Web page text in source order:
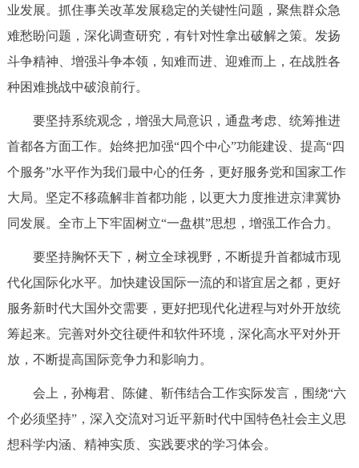
业发展。抓住事关改革发展稳定的关键性问题，聚焦群众急
难愁盼问题，深化调查研究，有针对性拿出破解之策。发扬
斗争精神、增强斗争本领，知难而进、迎难而上，在战胜各
种困难挑战中破浪前行。
要坚持系统观念，增强大局意识，通盘考虑、统筹推进
首都各方面工作。始终把加强“四个中心”功能建设、提高“四
个服务”水平作为我们最中心的任务，更好服务党和国家工作
大局。坚定不移疏解非首都功能，以更大力度推进京津冀协
同发展。全市上下牢固树立“一盘棋”思想，增强工作合力。
要坚持胸怀天下，树立全球视野，不断提升首都城市现
代化国际化水平。加快建设国际一流的和谐宜居之都，更好
服务新时代大国外交需要，更好把现代化进程与对外开放统
筹起来。完善对外交往硬件和软件环境，深化高水平对外开
放，不断提高国际竞争力和影响力。
会上，孙梅君、陈健、靳伟结合工作实际发言，围绕“六
个必须坚持”，深入交流对习近平新时代中国特色社会主义思
想科学内涵、精神实质、实践要求的学习体会。